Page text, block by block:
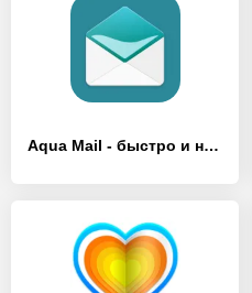
Aqua Mail - быстро и надежно